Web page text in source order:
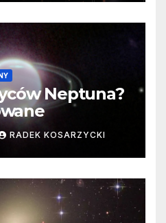
Neptuna?
RADEK KOSARZYCKI